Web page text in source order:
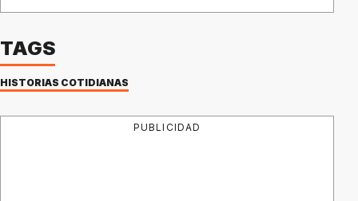
TAGS
HISTORIAS COTIDIANAS
PUBLICIDAD